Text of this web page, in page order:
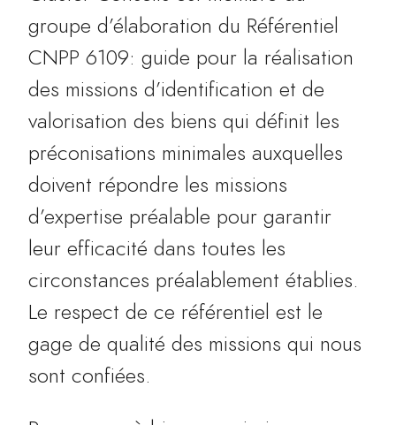
groupe d’élaboration du Référentiel
CNPP 6109: guide pour la réalisation
des missions d’identification et de
valorisation des biens qui définit les
préconisations minimales auxquelles
doivent répondre les missions
d’expertise préalable pour garantir
leur efficacité dans toutes les
circonstances préalablement établies.
Le respect de ce référentiel est le
gage de qualité des missions qui nous
sont confiées.